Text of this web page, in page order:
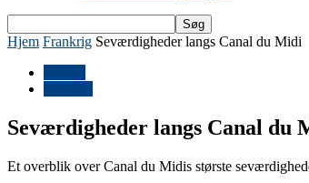
Hjem Frankrig Seværdigheder langs Canal du Midi
Seværdigheder langs Canal du
Et overblik over Canal du Midis største